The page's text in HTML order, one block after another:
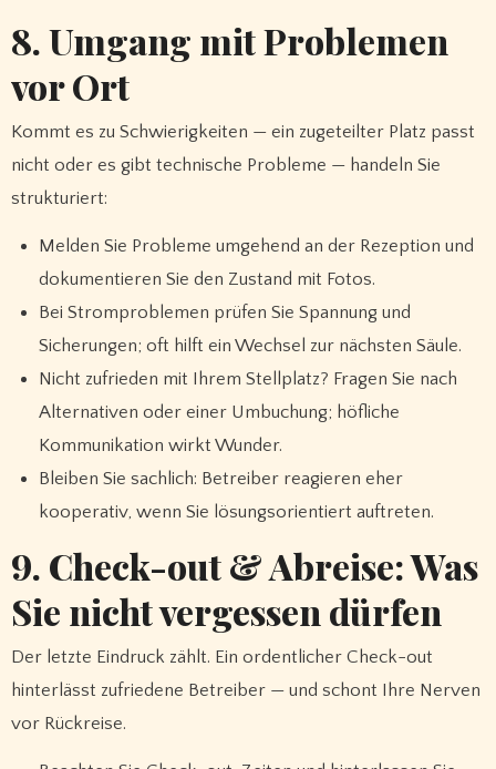
8. Umgang mit Problemen
vor Ort
Kommt es zu Schwierigkeiten — ein zugeteilter Platz passt
nicht oder es gibt technische Probleme — handeln Sie
strukturiert:
Melden Sie Probleme umgehend an der Rezeption und
dokumentieren Sie den Zustand mit Fotos.
Bei Stromproblemen prüfen Sie Spannung und
Sicherungen; oft hilft ein Wechsel zur nächsten Säule.
Nicht zufrieden mit Ihrem Stellplatz? Fragen Sie nach
Alternativen oder einer Umbuchung; höfliche
Kommunikation wirkt Wunder.
Bleiben Sie sachlich: Betreiber reagieren eher
kooperativ, wenn Sie lösungsorientiert auftreten.
9. Check-out & Abreise: Was
Sie nicht vergessen dürfen
Der letzte Eindruck zählt. Ein ordentlicher Check-out
hinterlässt zufriedene Betreiber — und schont Ihre Nerven
vor Rückreise.